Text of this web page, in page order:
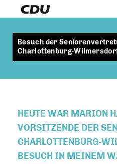
Besuch der
Charlottenburg-
HEUTE WAR MARION
VORSITZENDE DER
CHARLOTTENBURG-
BESUCH IN MEINEM